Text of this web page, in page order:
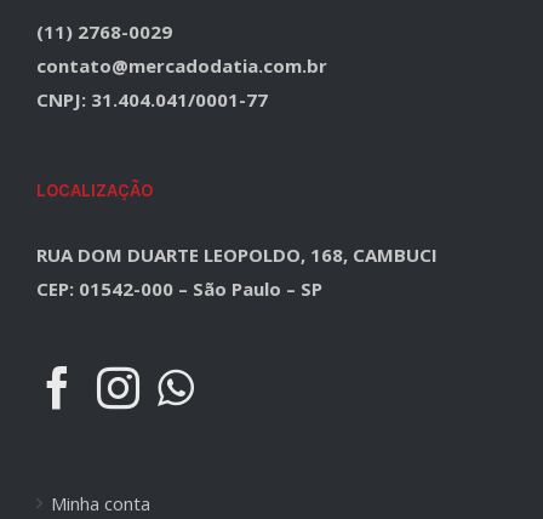
(11) 2768-0029
contato@mercadodatia.com.br
CNPJ: 31.404.041/0001-77
LOCALIZAÇÃO
RUA DOM DUARTE LEOPOLDO, 168, CAMBUCI
CEP: 01542-000 – São Paulo – SP
Minha conta